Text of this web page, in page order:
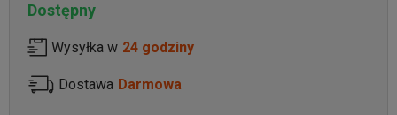
Dostępny
Wysyłka w 24 godziny
Dostawa Darmowa